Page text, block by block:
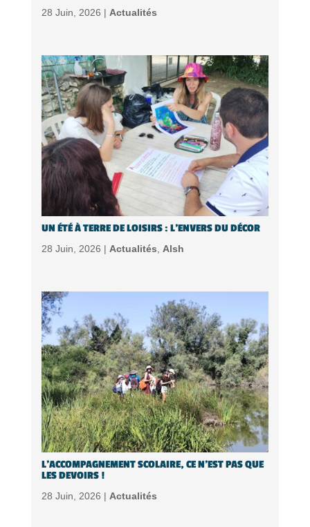
28 Juin, 2026 | Actualités
UN ÉTÉ À TERRE DE LOISIRS : L’ENVERS DU DÉCOR
28 Juin, 2026 | Actualités Alsh
L’ACCOMPAGNEMENT SCOLAIRE, CE N’EST PAS QUE
LES DEVOIRS !
28 Juin, 2026 | Actualités